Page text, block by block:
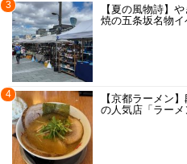
3
【夏の風物詩】
焼の五条坂名物イ
4
【京都ラーメン
の人気店「ラーメ